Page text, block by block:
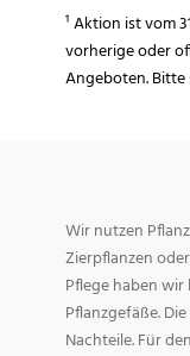
¹ Aktion ist vom
vorherige oder
Angeboten.
Wir nutzen
Zierpflanzen
Pflege haben
Pflanzgefäße.
Nachteile. Für